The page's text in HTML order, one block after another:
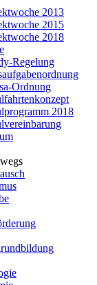
2013
2015
2018
Regelung
Ordnung
2018